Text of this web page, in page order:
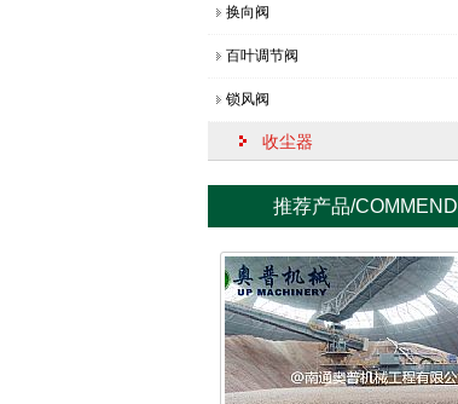
换向阀
百叶调节阀
锁风阀
收尘器
推荐产品/COMMEND